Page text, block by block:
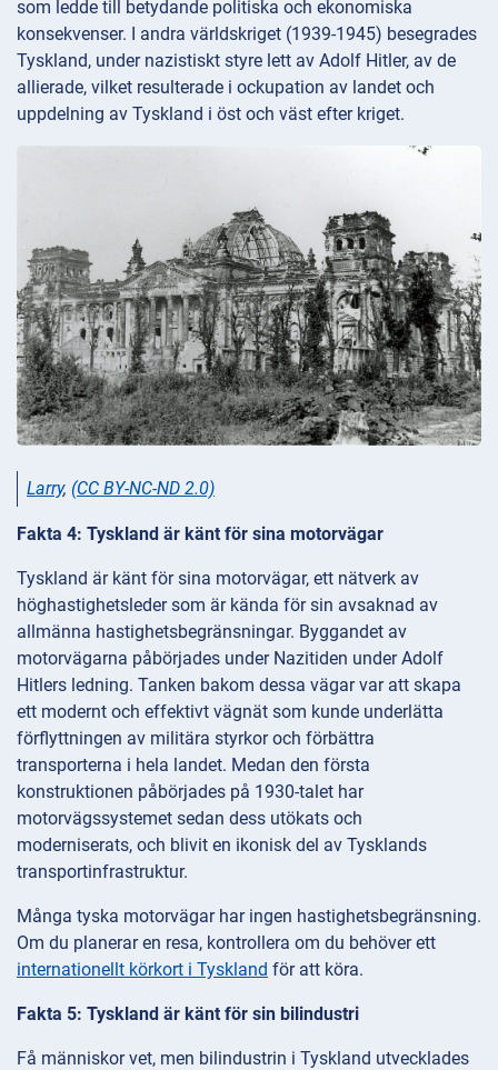
som ledde till betydande politiska och ekonomiska
konsekvenser. I andra världskriget (1939-1945) besegrades
Tyskland, under nazistiskt styre lett av Adolf Hitler, av de
allierade, vilket resulterade i ockupation av landet och
uppdelning av Tyskland i öst och väst efter kriget.
Larry, (CC BY-NC-ND 2.0)
Fakta 4: Tyskland är känt för sina motorvägar
Tyskland är känt för sina motorvägar, ett nätverk av
höghastighetsleder som är kända för sin avsaknad av
allmänna hastighetsbegränsningar. Byggandet av
motorvägarna påbörjades under Nazitiden under Adolf
Hitlers ledning. Tanken bakom dessa vägar var att skapa
ett modernt och effektivt vägnät som kunde underlätta
förflyttningen av militära styrkor och förbättra
transporterna i hela landet. Medan den första
konstruktionen påbörjades på 1930-talet har
motorvägssystemet sedan dess utökats och
moderniserats, och blivit en ikonisk del av Tysklands
transportinfrastruktur.
Många tyska motorvägar har ingen hastighetsbegränsning.
Om du planerar en resa, kontrollera om du behöver ett
internationellt körkort i Tyskland för att köra.
Fakta 5: Tyskland är känt för sin bilindustri
Få människor vet, men bilindustrin i Tyskland utvecklades